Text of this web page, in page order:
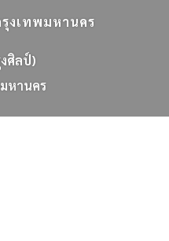
งเทพมหานคร
ศิลป์)
มหานคร